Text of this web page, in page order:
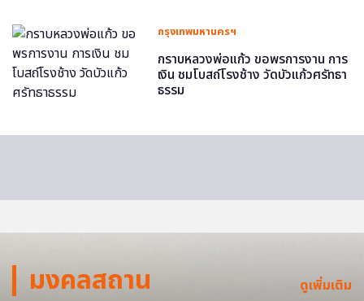
กรุงเทพมหานครฯ
กราบหลวงพ่อแก้ว ขอพรการงาน การ
เงิน ชมโบสถ์โรงช้าง วัดบัวแก้วศรัทธา
ธรรม
มงคลสถาน ดูเพิ่มเติม